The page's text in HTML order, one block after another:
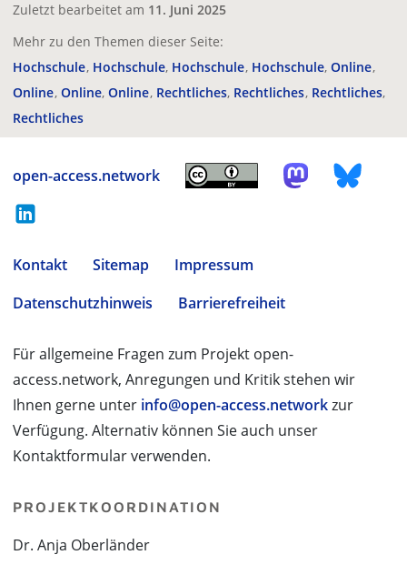
Zuletzt bearbeitet am 11. Juni 2025
Mehr zu den Themen dieser Seite:
Hochschule Hochschule Hochschule Hochschule Online
Online Online Online Rechtliches Rechtliches Rechtliches
Rechtliches
open-access.network
Kontakt Sitemap
Impressum
Datenschutzhinweis
Barrierefreiheit
Für allgemeine Fragen zum Projekt open-
access.network, Anregungen und Kritik stehen wir
Ihnen gerne unter info@open-access.networkzur
Verfügung. Alternativ können Sie auch unser
Kontaktformular verwenden.
PROJEKTKOORDINATION
Dr. Anja Oberländer